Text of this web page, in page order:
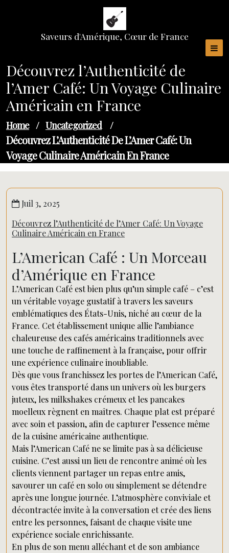
Saveurs d'Amérique, Cœur de France
Découvrez l’Authenticité de
l’Amer Café: Un Voyage Culinaire
Américain en France
Home / Uncategorized /
Découvrez L’Authenticité De L’Amer Café: Un
Voyage Culinaire Américain En France
Juil 3, 2025
Découvrez l’Authenticité de l’Amer Café: Un Voyage
Culinaire Américain en France
L’American Café : Un Morceau
d’Amérique en France
L’American Café est bien plus qu’un simple café – c’est
un véritable voyage gustatif à travers les saveurs
emblématiques des États-Unis, niché au cœur de la
France. Cet établissement unique allie l’ambiance
chaleureuse des cafés américains traditionnels avec
une touche de raffinement à la française, pour offrir
une expérience culinaire inoubliable.
Dès que vous franchissez les portes de l’American Café,
vous êtes transporté dans un univers où les burgers
juteux, les milkshakes crémeux et les pancakes
moelleux règnent en maîtres. Chaque plat est préparé
avec soin et passion, afin de capturer l’essence même
de la cuisine américaine authentique.
Mais l’American Café ne se limite pas à sa délicieuse
cuisine. C’est aussi un lieu de rencontre animé où les
clients viennent partager un repas entre amis,
savourer un café en solo ou simplement se détendre
après une longue journée. L’atmosphère conviviale et
décontractée invite à la conversation et crée des liens
entre les personnes, faisant de chaque visite une
expérience sociale enrichissante.
En plus de son menu alléchant et de son ambiance